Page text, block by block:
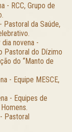
- RCC, Grupo de
Pastoral da Saúde,
novena -
Pastoral do Dízimo
do “Manto de
- Equipe MESCE,
- Equipes de
Pastoral